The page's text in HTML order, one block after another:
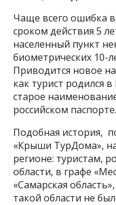
Чаще всего ошибка
сроком действия 5
населенный пункт
биометрических 10-
Приводится новое
как турист родился
старое
российском паспорте.
Подобная история,
«Крыши ТурДома»,
регионе: туристам,
области, в графе
«Самарская
такой области не